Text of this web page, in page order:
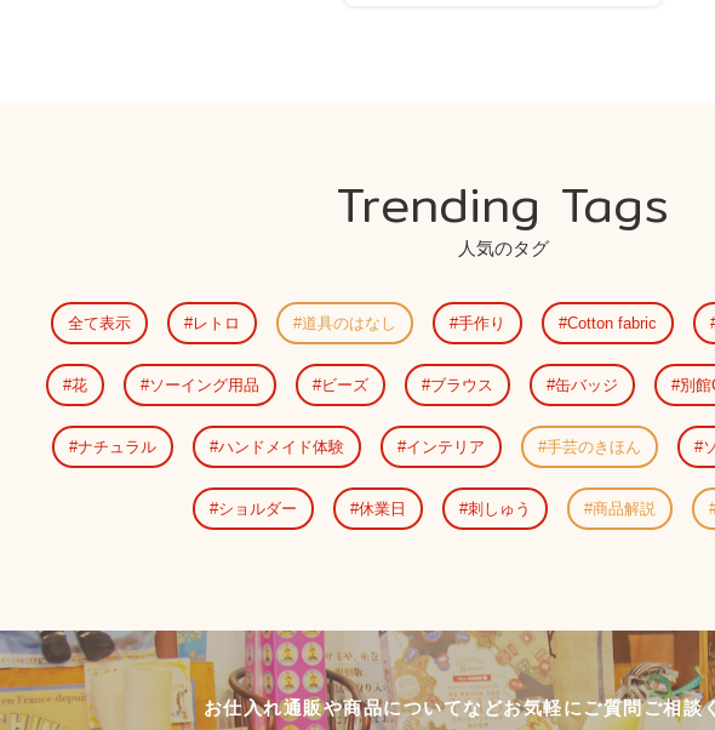
Trending Tags
人気のタグ
全て表示 レトロ 道具のはなし 手作り Cotton fabric
花 ソーイング用品 ビーズ ブラウス 缶バッジ 別館
ナチュラル ハンドメイド体験 インテリア 手芸のきほん
ショルダー 休業日 刺しゅう 商品解説
お仕入れ通販や商品についてなどお気軽にご質問ご相談